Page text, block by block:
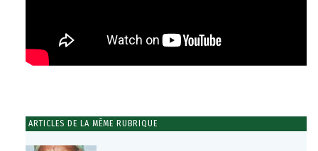
ARTICLES DE LA MÊME RUBRIQUE